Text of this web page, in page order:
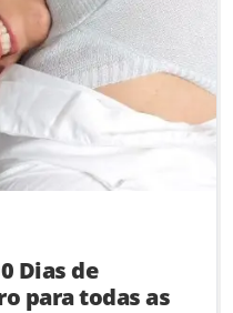
Dias de
para todas as